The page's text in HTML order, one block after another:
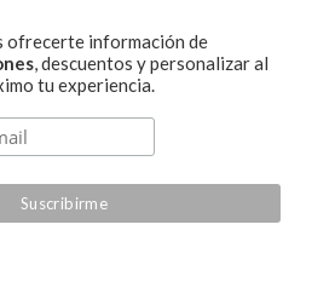
ofrecerte información de
, descuentos y personalizar al
tu experiencia.